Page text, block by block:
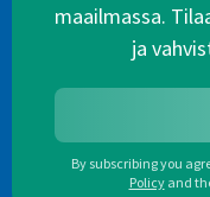
maailmassa.
ja
By subscribing you
Policy and